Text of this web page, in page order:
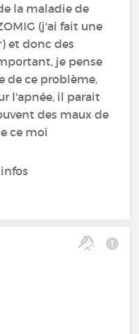
la maladie de
(j'ai fait une
et donc des
je pense
de ce problème,
l'apnée, il parait
des maux de
ce moi